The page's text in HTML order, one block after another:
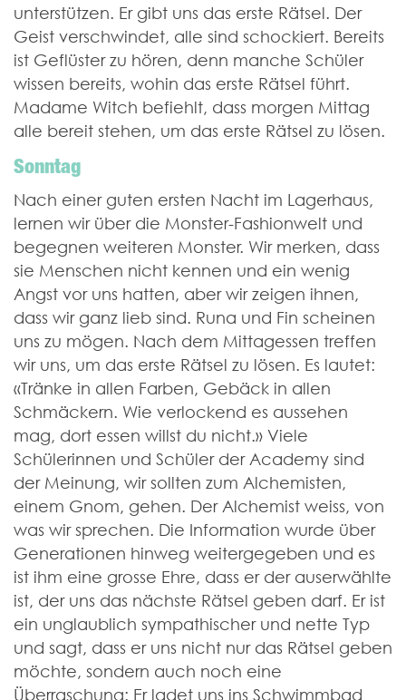
unterstützen. Er gibt uns das erste Rätsel. Der
Geist verschwindet, alle sind schockiert. Bereits
ist Geflüster zu hören, denn manche Schüler
wissen bereits, wohin das erste Rätsel führt.
Madame Witch befiehlt, dass morgen Mittag
alle bereit stehen, um das erste Rätsel zu lösen.
Sonntag
Nach einer guten ersten Nacht im Lagerhaus,
lernen wir über die Monster-Fashionwelt und
begegnen weiteren Monster. Wir merken, dass
sie Menschen nicht kennen und ein wenig
Angst vor uns hatten, aber wir zeigen ihnen,
dass wir ganz lieb sind. Runa und Fin scheinen
uns zu mögen. Nach dem Mittagessen treffen
wir uns, um das erste Rätsel zu lösen. Es lautet:
«Tränke in allen Farben, Gebäck in allen
Schmäckern. Wie verlockend es aussehen
mag, dort essen willst du nicht.» Viele
Schülerinnen und Schüler der Academy sind
der Meinung, wir sollten zum Alchemisten,
einem Gnom, gehen. Der Alchemist weiss, von
was wir sprechen. Die Information wurde über
Generationen hinweg weitergegeben und es
ist ihm eine grosse Ehre, dass er der auserwählte
ist, der uns das nächste Rätsel geben darf. Er ist
ein unglaublich sympathischer und nette Typ
und sagt, dass er uns nicht nur das Rätsel geben
möchte, sondern auch noch eine
Überraschung: Er ladet uns ins Schwimmbad